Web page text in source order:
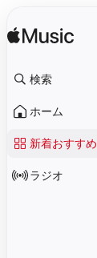
検索
ホーム
新着おすすめ
ラジオ